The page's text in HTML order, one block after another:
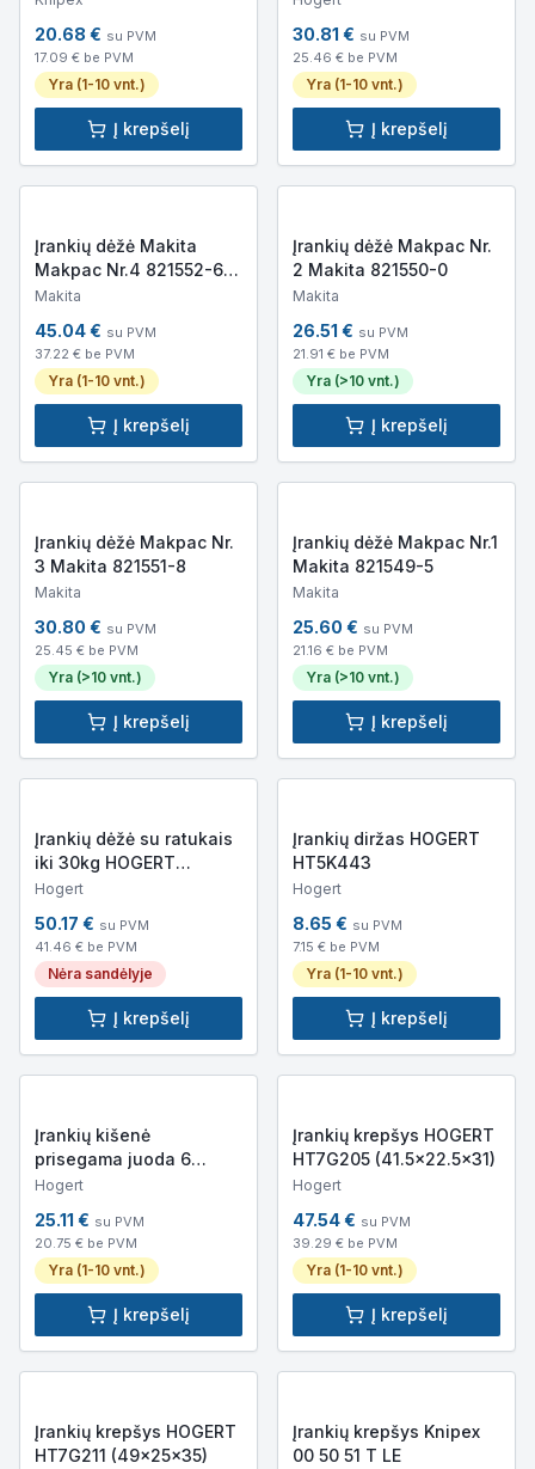
20.68 € su PVM
17.09 € be PVM
Yra (1-10 vnt.)
Į krepšelį
30.81 € su PVM
25.46 € be PVM
Yra (1-10 vnt.)
Į krepšelį
Įrankių dėžė Makita
Makpac Nr.4 821552-6
(395x295x320mm)
Makita
45.04€ su PVM
37.22 € be PVM
Yra (1-10 vnt.)
Į krepšelį
Įrankių dėžė Makpac Nr.
2 Makita 821550-0
Makita
26.51 € su PVM
21.91 € be PVM
Yra (>10 vnt.)
Į krepšelį
Įrankių dėžė Makpac Nr.
3 Makita 821551-8
Makita
30.80 € su PVM
25.45 € be PVM
Yra (>10 vnt.)
Į krepšelį
Įrankių dėžė Makpac Nr.1
Makita 821549-5
Makita
25.60 € su PVM
21.16 € be PVM
Yra (>10 vnt.)
Į krepšelį
Įrankių dėžė su ratukais
iki 30kg HOGERT
HT7G081
Hogert
50.17 € su PVM
41.46 € be PVM
Nėra sandėlyje
Į krepšelį
Įrankių diržas HOGERT
HT5K443
Hogert
8.65 € su PVM
7.15 € be PVM
Yra (1-10 vnt.)
Į krepšelį
Įrankių kišenė
prisegama juoda 6
skyrių (2vnt) HOGERT
Hogert
25.11 € su PVM
20.75 € be PVM
Yra (1-10 vnt.)
Į krepšelį
Įrankių krepšys HOGERT
HT7G205 (41.5x22.5x31)
Hogert
47.54€ su PVM
39.29 € be PVM
Yra (1-10 vnt.)
Į krepšelį
Įrankių krepšys HOGERT
HT7G211 (49x25x35)
Įrankių krepšys Knipex
00 50 51 T LE